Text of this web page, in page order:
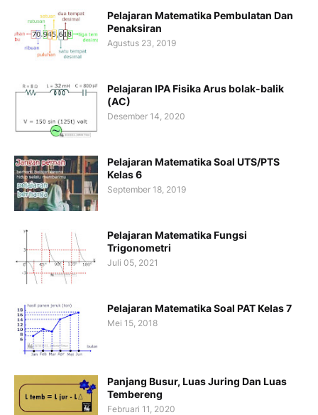
Pelajaran Matematika Pembulatan Dan
Penaksiran
Agustus 23, 2019
Pelajaran IPA Fisika Arus bolak-balik
(AC)
Desember 14, 2020
Pelajaran Matematika Soal UTS/PTS
Kelas 6
September 18, 2019
Pelajaran Matematika Fungsi
Trigonometri
Juli 05, 2021
Pelajaran Matematika Soal PAT Kelas 7
Mei 15, 2018
Panjang Busur, Luas Juring Dan Luas
Tembereng
Februari 11, 2020